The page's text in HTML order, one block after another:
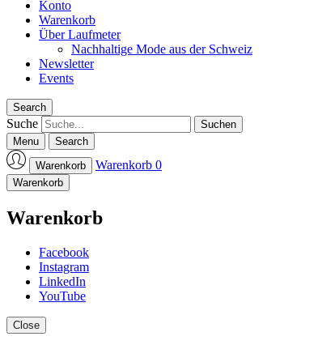
Konto
Warenkorb
Über Laufmeter
Nachhaltige Mode aus der Schweiz
Newsletter
Events
Search
Suche
Menu Search
Laufmeter-Shop
Warenkorb Warenkorb 0
Warenkorb
Warenkorb
Facebook
Instagram
LinkedIn
YouTube
Close